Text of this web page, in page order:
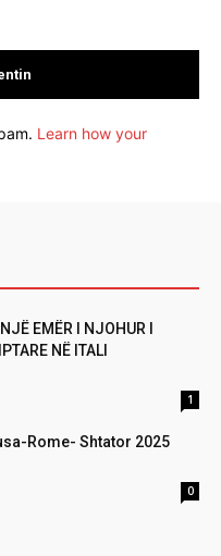
Learn how your
EMËR I NJOHUR I
NË ITALI
1
Rome- Shtator 2025
0